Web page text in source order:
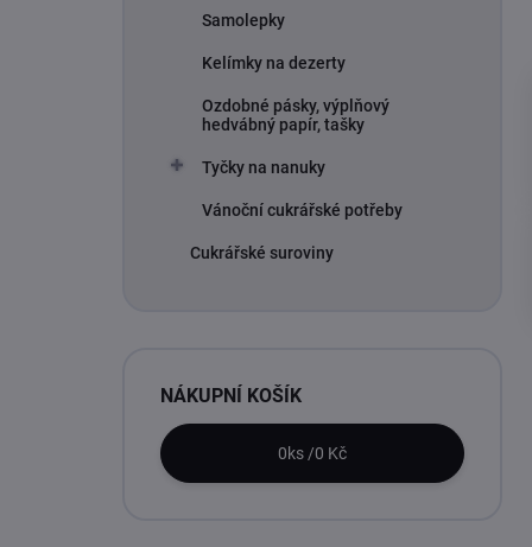
Samolepky
Kelímky na dezerty
Ozdobné pásky, výplňový
hedvábný papír, tašky
Tyčky na nanuky
Vánoční cukrářské potřeby
Cukrářské suroviny
NÁKUPNÍ KOŠÍK
0ks /0 Kč